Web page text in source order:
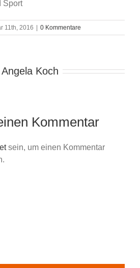
Sport
11th, 2016 | 0 Kommentare
Angela Koch
Kommentar
sein, um einen Kommentar